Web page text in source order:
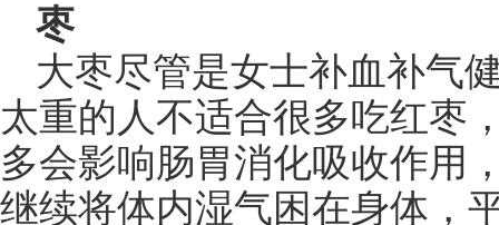
枣
大枣尽管是女士补血补气
太重的人不适合很多吃红枣
多会影响肠胃消化吸收作用
继续将体内湿气困在身体，